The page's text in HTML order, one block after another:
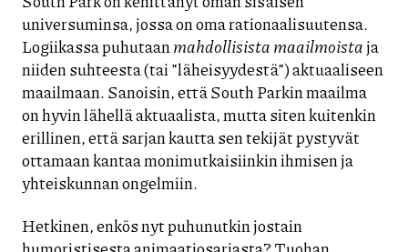
universuminsa, jossa on oma rationaalisuutensa.
Logiikassa puhutaanmahdollisista maailmoistaja
niiden suhteesta (tai ”läheisyydestä”) aktuaaliseen
maailmaan. Sanoisin, että South Parkin maailma
on hyvin lähellä aktuaalista, mutta siten kuitenkin
erillinen, että sarjan kautta sen tekijät pystyvät
ottamaan kantaa monimutkaisiinkin ihmisen ja
yhteiskunnan ongelmiin.
Hetkinen, enkös nyt puhunutkin jostain